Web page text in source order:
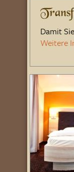
Damit
Weitere